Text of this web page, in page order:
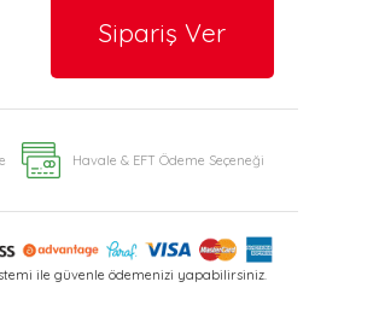
Sipariş Ver
Havale & EFT Ödeme Seçeneği
ile güvenle ödemenizi yapabilirsiniz.